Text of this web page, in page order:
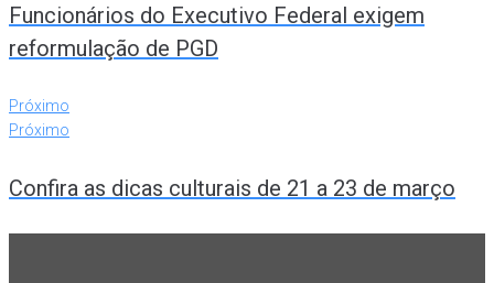
Funcionários do Executivo Federal exigem
reformulação de PGD
Próximo
Próximo
Confira as dicas culturais de 21 a 23 de março